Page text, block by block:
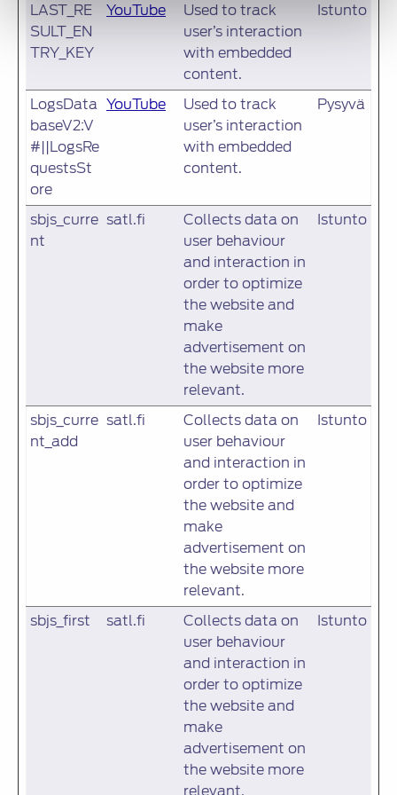
LAST_RE
SULT_EN
TRY_KEY
YouTube
Used to track
user’s interaction
with embedded
content.
Istunto
LogsData
baseV2:V
#||LogsRe
questsSt
ore
YouTube
Used to track
user’s interaction
with embedded
content.
Pysyvä
sbjs_curre
nt
satl.fi
Collects data on
user behaviour
and interaction in
order to optimize
the website and
make
advertisement on
the website more
relevant.
Istunto
sbjs_curre
nt_add
satl.fi
Collects data on
user behaviour
and interaction in
order to optimize
the website and
make
advertisement on
the website more
relevant.
Istunto
sbjs_first satl.fi
Collects data on
user behaviour
and interaction in
order to optimize
the website and
make
advertisement on
the website more
relevant.
Istunto